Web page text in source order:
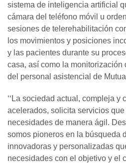
sistema de inteligencia artificial
cámara del teléfono móvil u
sesiones de telerehabilitación
los movimientos y posiciones
y las pacientes durante su
casa, así como la monitorización
del personal asistencial de
‘‘La sociedad actual, compleja y
acelerados, solicita servicios
necesidades de manera ágil.
somos pioneros en la búsqueda
innovadoras y personalizadas
necesidades con el objetivo y el